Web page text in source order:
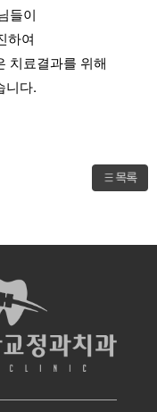
들이
하여
치료결과를 위해
니다.